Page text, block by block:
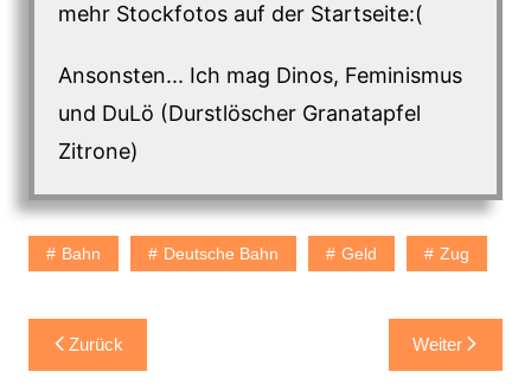
mehr Stockfotos auf der Startseite:(
Ansonsten... Ich mag Dinos, Feminismus
und DuLö (Durstlöscher Granatapfel
Zitrone)
Bahn Deutsche Bahn Geld Zug
Beitragsnavigation
Zurück Weiter